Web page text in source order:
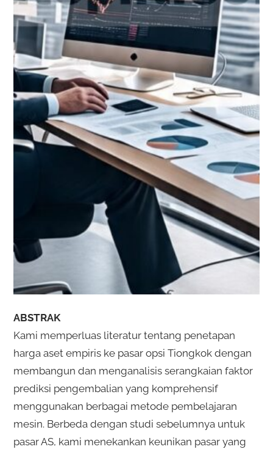
ABSTRAK
Kami memperluas literatur tentang penetapan
harga aset empiris ke pasar opsi Tiongkok dengan
membangun dan menganalisis serangkaian faktor
prediksi pengembalian yang komprehensif
menggunakan berbagai metode pembelajaran
mesin. Berbeda dengan studi sebelumnya untuk
pasar AS, kami menekankan keunikan pasar yang